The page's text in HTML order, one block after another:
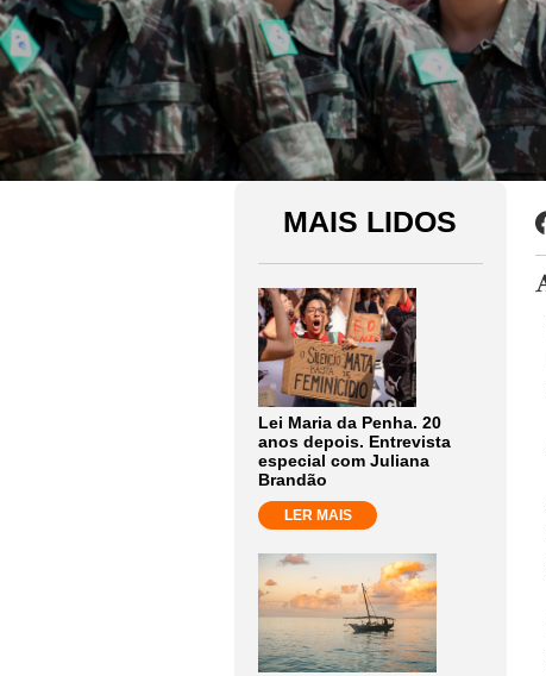
MAIS LIDOS
Lei Maria da Penha. 20
anos depois. Entrevista
especial com Juliana
Brandão
LER MAIS